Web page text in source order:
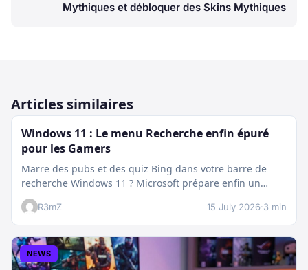
Mythiques et débloquer des Skins Mythiques
Articles similaires
Windows 11 : Le menu Recherche enfin épuré
pour les Gamers
Marre des pubs et des quiz Bing dans votre barre de
recherche Windows 11 ? Microsoft prépare enfin un
nettoyage…
R3mZ 15 July 2026·3 min
NEWS